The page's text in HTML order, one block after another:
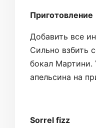
Приготовление
Добавить все
Сильно взбить
бокал Мартини.
апельсина на
Sorrel fizz